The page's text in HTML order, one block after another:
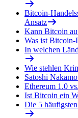
Bitcoin-
Ansatz
Kann Bitcoin
Was ist Bitcoin-
In welchen
Wie stehlen
Satoshi
Ethereum 1.0
Ist Bitcoin ein
Die 5